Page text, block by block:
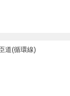
道(循環線)